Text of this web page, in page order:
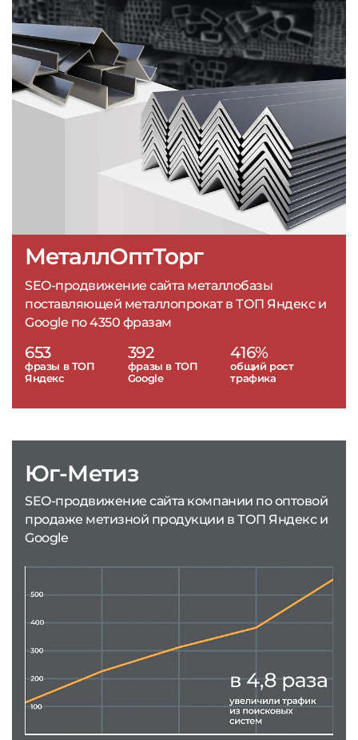
МеталлОптТорг
SEO-продвижение сайта металлобазы
поставляющей металлопрокат в ТОП Яндекс и
Google по 4350 фразам
653
фразы в ТОП
Яндекс
392
фразы в ТОП
Google
416%
общий рост
трафика
Юг-Метиз
SEO-продвижение сайта компании по оптовой
продаже метизной продукции в ТОП Яндекс и
Google